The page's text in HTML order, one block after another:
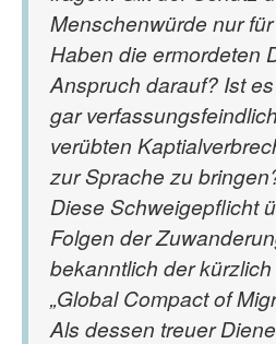
Menschenwürde nur
Haben die ermordeten
Anspruch darauf? Ist
gar
verübten
zur Sprache zu
Diese Schweigepflicht
Folgen der
bekanntlich der
„Global Compact of
Als dessen treuer